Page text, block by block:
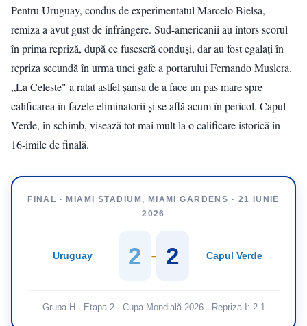
Pentru Uruguay, condus de experimentatul Marcelo Bielsa,
remiza a avut gust de înfrângere. Sud-americanii au întors scorul
în prima repriză, după ce fuseseră conduși, dar au fost egalați în
repriza secundă în urma unei gafe a portarului Fernando Muslera.
„La Celeste" a ratat astfel șansa de a face un pas mare spre
calificarea în fazele eliminatorii și se află acum în pericol. Capul
Verde, în schimb, visează tot mai mult la o calificare istorică în
16-imile de finală.
FINAL · MIAMI STADIUM, MIAMI GARDENS · 21 IUNIE
2026
Uruguay 2 – 2 Capul Verde
Grupa H · Etapa 2 · Cupa Mondială 2026 · Repriza I: 2-1